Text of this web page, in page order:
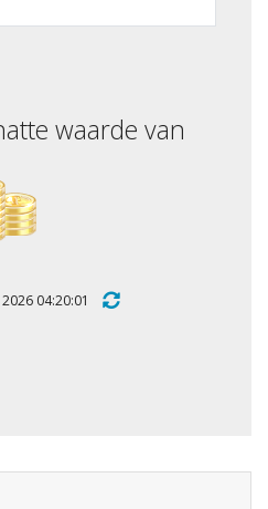
waarde van
04:20:01